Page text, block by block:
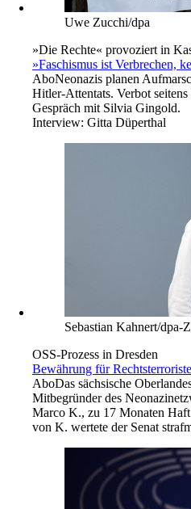
Uwe Zucchi/dpa
»Die Rechte« provoziert in
»Faschismus ist Verbrechen,
AboNeonazis planen
Hitler-Attentats. Verbot
Gespräch mit Silvia Gingold.
Interview: Gitta Düperthal
Sebastian Kahnert/dpa-
OSS-Prozess in Dresden
Bewährung für
AboDas sächsische
Mitbegründer des
Marco K., zu 17 Monaten
von K. wertete der Senat